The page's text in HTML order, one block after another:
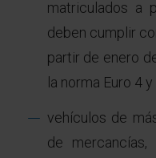
matriculados a
deben cumplir
partir de enero
la norma Euro 4 y
vehículos de
de